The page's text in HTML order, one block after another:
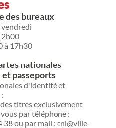
des bureaux
à 17h30
nationales
passeports
d'identité et
titres exclusivement
par téléphone :
38 ou par mail : cni@ville-